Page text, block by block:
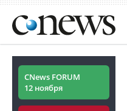
CNews FORUM
12 ноября